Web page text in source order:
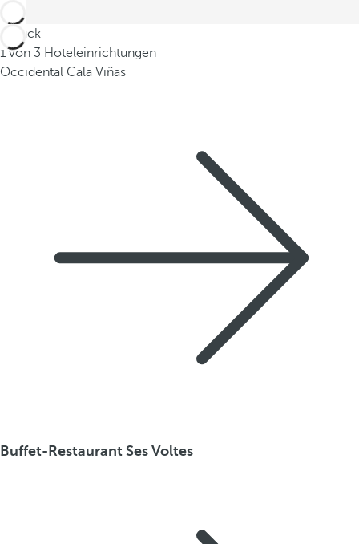
Zurück
1 von 3 Hoteleinrichtungen
Occidental Cala Viñas
Buffet-Restaurant Ses Voltes